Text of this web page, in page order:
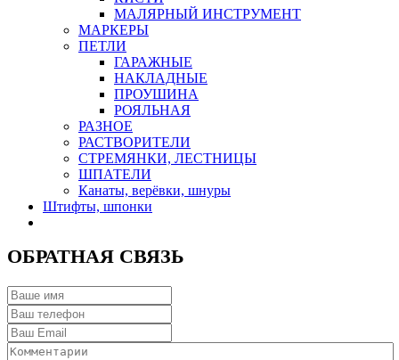
МАЛЯРНЫЙ ИНСТРУМЕНТ
МАРКЕРЫ
ПЕТЛИ
ГАРАЖНЫЕ
НАКЛАДНЫЕ
ПРОУШИНА
РОЯЛЬНАЯ
РАЗНОЕ
РАСТВОРИТЕЛИ
СТРЕМЯНКИ, ЛЕСТНИЦЫ
ШПАТЕЛИ
Канаты, верёвки, шнуры
Штифты, шпонки
ОБРАТНАЯ СВЯЗЬ